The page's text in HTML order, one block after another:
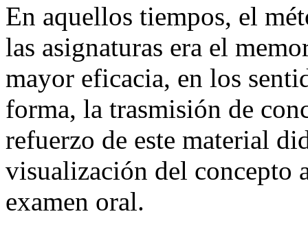
En aquellos tiempos, el
las asignaturas era el
mayor eficacia, en los
forma, la trasmisión de
refuerzo de este material
visualización del concepto
examen oral.